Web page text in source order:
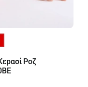
Ροζ